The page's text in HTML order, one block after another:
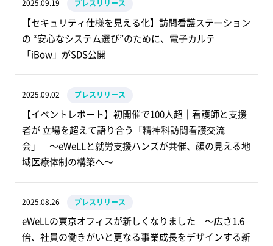
2025.09.19 プレスリリース
【セキュリティ仕様を見える化】訪問看護ステーション
の “安心なシステム選び”のために、電子カルテ
「iBow」がSDS公開
2025.09.02 プレスリリース
【イベントレポート】初開催で100人超｜看護師と支援
者が 立場を超えて語り合う「精神科訪問看護交流
会」 ～eWeLLと就労支援ハンズが共催、顔の見える地
域医療体制の構築へ～
2025.08.26 プレスリリース
eWeLLの東京オフィスが新しくなりました ～広さ1.6
倍、社員の働きがいと更なる事業成長をデザインする新